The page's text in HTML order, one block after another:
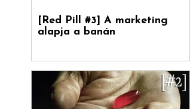
[Red Pill #3] A marketing
alapja a banán